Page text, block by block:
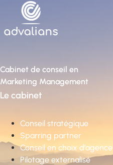
Cabinet de conseil en
Marketing Management
Le cabinet
Conseil stratégique
Sparring partner
Conseil en choix d’agence
Pilotage externalisé